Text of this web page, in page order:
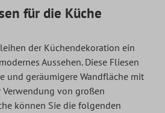
für die Küche
der Küchendekoration ein
Aussehen. Diese Fliesen
und geräumigere Wandfläche mit
Verwendung von großen
können Sie die folgenden